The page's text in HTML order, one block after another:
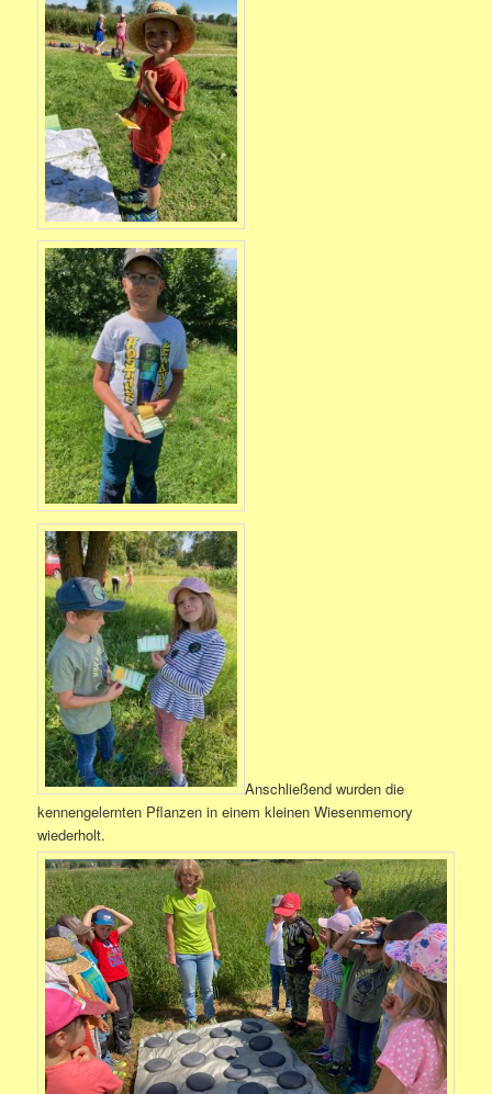
Anschließend wurden die
kennengelernten Pflanzen in einem kleinen Wiesenmemory
wiederholt.